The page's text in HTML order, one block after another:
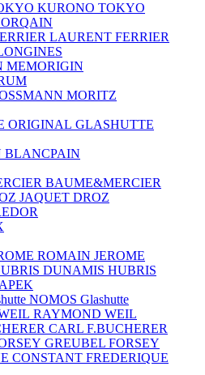
KURONO TOKYO
LAURENT FERRIER
MEMORIGIN
MORITZ
GLASHUTTE
BLANCPAIN
BAUME&MERCIER
JAQUET DROZ
ROMAIN JEROME
DUNAMIS HUBRIS
NOMOS Glashutte
RAYMOND WEIL
CARL F.BUCHERER
GREUBEL FORSEY
FREDERIQUE